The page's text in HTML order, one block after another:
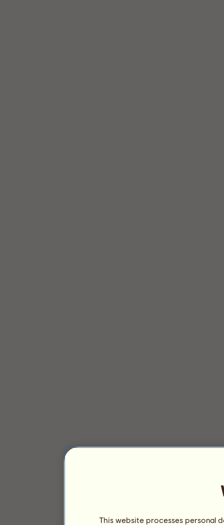
This website processes personal